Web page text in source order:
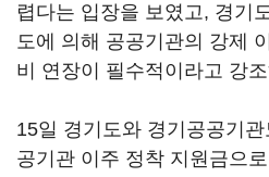
렵다는 입장을 보였고, 경기
도에 의해 공공기관의 강제
비 연장이 필수적이라고 강
15일 경기도와 경기공공기
공기관 이주 정착 지원금으